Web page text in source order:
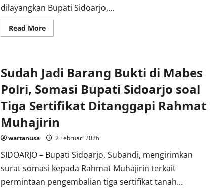
dilayangkan Bupati Sidoarjo,...
Read MoreRead
more
Surat
Teguran
Sidoarjo
Pengembalian
Tiga
SHM
Sudah Jadi Barang Bukti di Mabes
Polri, Somasi Bupati Sidoarjo soal
Tiga Sertifikat Ditanggapi Rahmat
Muhajirin
wartanusa 2 Februari 2026
SIDOARJO – Bupati Sidoarjo, Subandi, mengirimkan
surat somasi kepada Rahmat Muhajirin terkait
permintaan pengembalian tiga sertifikat tanah...